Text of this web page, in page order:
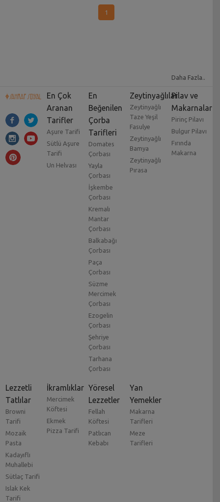
1
Daha Fazla..
En Çok
Aranan
Tarifler
Aşure Tarifi
Sütlü Aşure
Tarifi
Un Helvası
En
Beğenilen
Çorba
Tarifleri
Domates
Çorbası
Yayla
Çorbası
İşkembe
Çorbası
Kremalı
Mantar
Çorbası
Balkabağı
Çorbası
Paça
Çorbası
Süzme
Mercimek
Çorbası
Ezogelin
Çorbası
Şehriye
Çorbası
Tarhana
Çorbası
Zeytinyağlılar
Zeytinyağlı
Taze Yeşil
Fasulye
Zeytinyağlı
Bamya
Zeytinyağlı
Pırasa
Pilav ve
Makarnalar
Pirinç Pilavı
Bulgur Pilavı
Fırında
Makarna
Lezzetli
Tatlılar
Browni
Tarifi
Mozaik
Pasta
Kadayıflı
Muhallebi
Sütlaç Tarifi
Islak Kek
Tarifi
İkramlıklar
Mercimek
Köftesi
Ekmek
Pizza Tarifi
Yöresel
Lezzetler
Fellah
Köftesi
Patlıcan
Kebabı
Yan
Yemekler
Makarna
Tarifleri
Meze
Tarifleri